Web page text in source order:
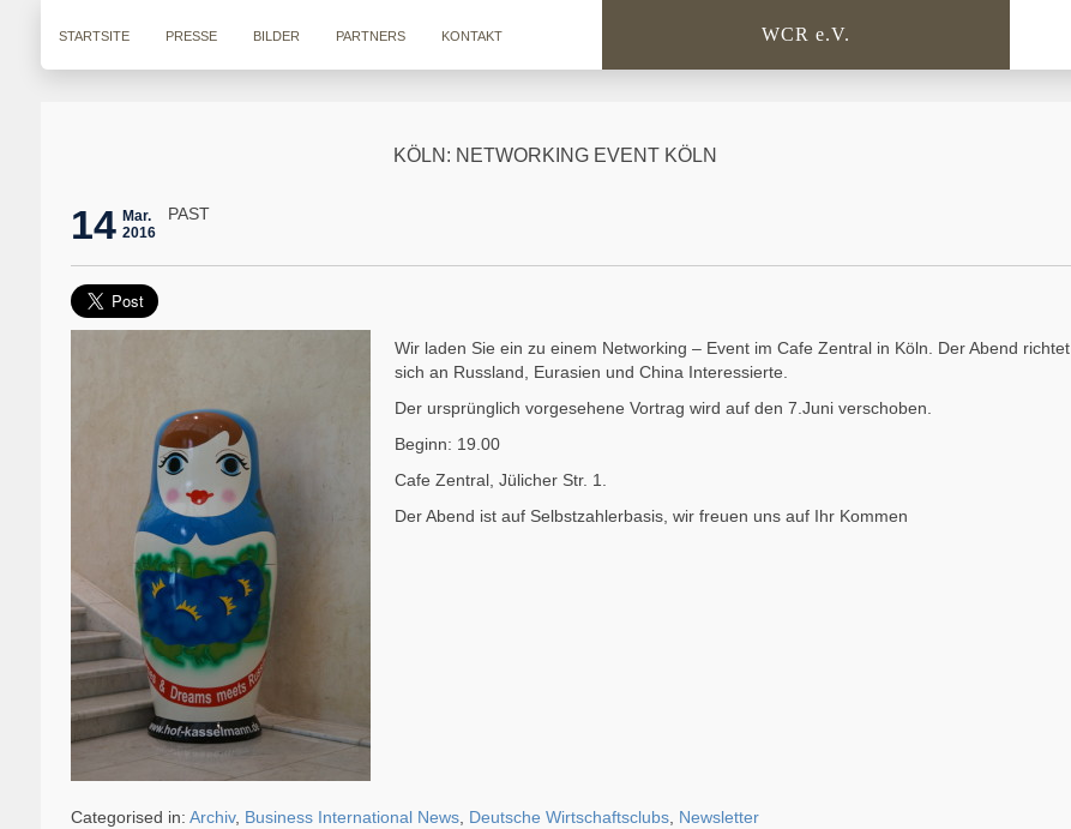
STARTSITE PRESSE BILDER PARTNERS KONTAKT WCR e.V.
KÖLN: NETWORKING EVENT KÖLN
14 Mar.
2016
PAST
Wir laden Sie ein zu einem Networking – Event im Cafe Zentral in Köln. Der Abend richtet
sich an Russland, Eurasien und China Interessierte.
Der ursprünglich vorgesehene Vortrag wird auf den 7.Juni verschoben.
Beginn: 19.00
Cafe Zentral, Jülicher Str. 1.
Der Abend ist auf Selbstzahlerbasis, wir freuen uns auf Ihr Kommen
Categorised in: Archiv, Business International News, Deutsche Wirtschaftsclubs, Newsletter